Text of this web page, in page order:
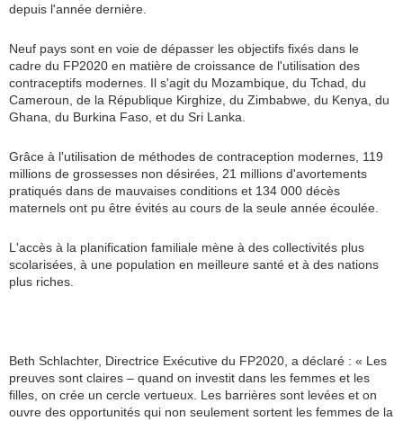
depuis l'année dernière.
Neuf pays sont en voie de dépasser les objectifs fixés dans le
cadre du FP2020 en matière de croissance de l'utilisation des
contraceptifs modernes. Il s'agit du Mozambique, du Tchad, du
Cameroun, de la République Kirghize, du Zimbabwe, du Kenya, du
Ghana, du Burkina Faso, et du Sri Lanka.
Grâce à l'utilisation de méthodes de contraception modernes, 119
millions de grossesses non désirées, 21 millions d'avortements
pratiqués dans de mauvaises conditions et 134 000 décès
maternels ont pu être évités au cours de la seule année écoulée.
L'accès à la planification familiale mène à des collectivités plus
scolarisées, à une population en meilleure santé et à des nations
plus riches.
Beth Schlachter, Directrice Exécutive du FP2020, a déclaré : « Les
preuves sont claires – quand on investit dans les femmes et les
filles, on crée un cercle vertueux. Les barrières sont levées et on
ouvre des opportunités qui non seulement sortent les femmes de la